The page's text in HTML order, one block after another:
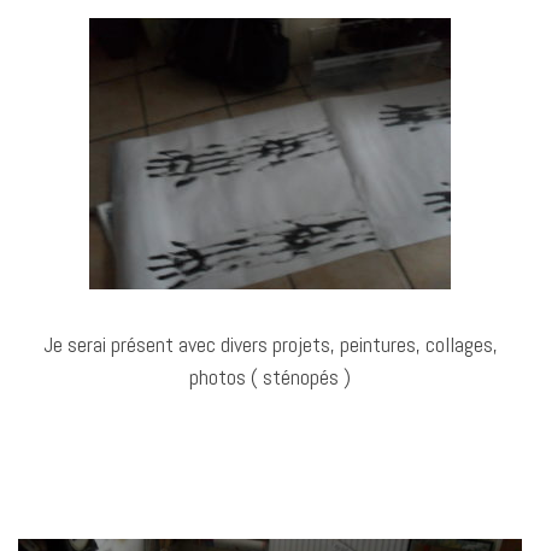
Je serai présent avec divers projets, peintures, collages,
photos ( sténopés )